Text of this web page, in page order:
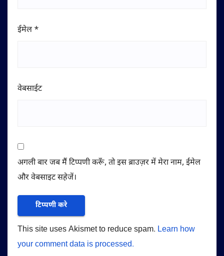
ईमेल *
वेबसाईट
अगली बार जब मैं टिप्पणी करूँ, तो इस ब्राउज़र में मेरा नाम, ईमेल
और वेबसाइट सहेजें।
This site uses Akismet to reduce spam. Learn how
your comment data is processed.